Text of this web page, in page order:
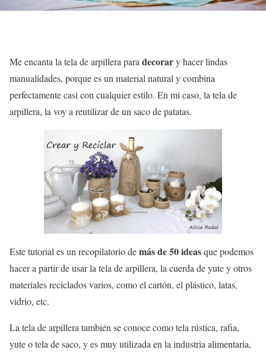
Me encanta la tela de arpillera para decorary hacer lindas
manualidades, porque es un material natural y combina
perfectamente casi con cualquier estilo. En mi caso, la tela de
arpillera, la voy a reutilizar de un saco de patatas.
Este tutorial es un recopilatorio demás de 50 ideasque podemos
hacer a partir de usar la tela de arpillera, la cuerda de yute y otros
materiales reciclados varios, como el cartón, el plástico, latas,
vidrio, etc.
La tela de arpillera también se conoce como tela rústica, rafia,
yute o tela de saco, y es muy utilizada en la industria alimentaria,